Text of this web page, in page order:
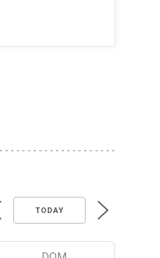
TODAY